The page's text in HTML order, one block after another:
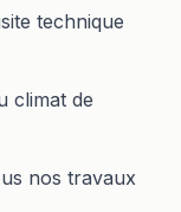
technique
climat de
nos travaux